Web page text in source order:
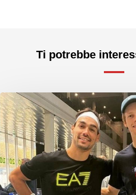
Ti potrebbe